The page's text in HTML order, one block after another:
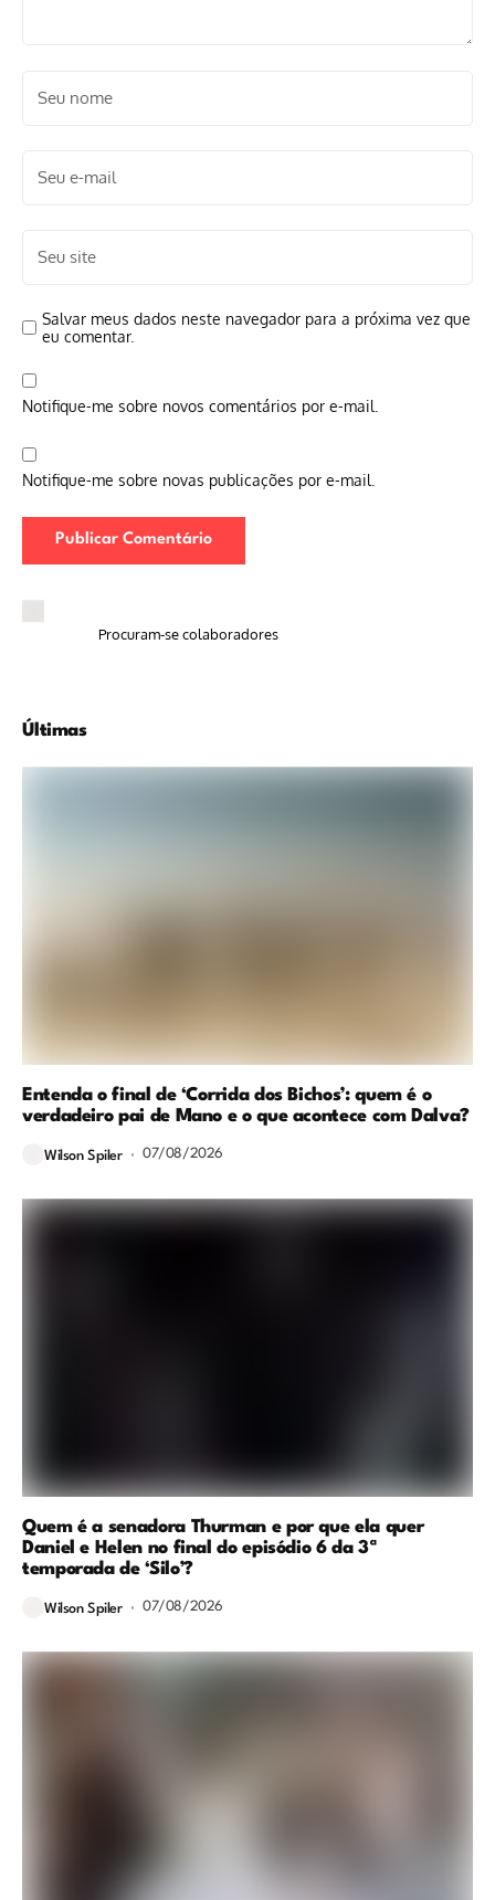
Salvar meus dados neste navegador para a próxima vez que
eu comentar.
Notifique-me sobre novos comentários por e-mail.
Notifique-me sobre novas publicações por e-mail.
Procuram-se colaboradores
Últimas
Entenda o final de ‘Corrida dos Bichos’: quem é o
verdadeiro pai de Mano e o que acontece com Dalva?
Wilson Spiler 07/08/2026
Quem é a senadora Thurman e por que ela quer
Daniel e Helen no final do episódio 6 da 3ª
temporada de ‘Silo’?
Wilson Spiler 07/08/2026